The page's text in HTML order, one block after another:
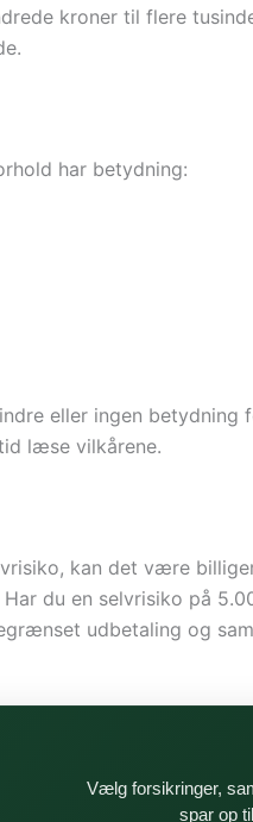
kroner til flere
har betydning:
eller ingen betydning
læse vilkårene.
kan det være
du en selvrisiko på
udbetaling og
Vælg forsikringer,
spar op